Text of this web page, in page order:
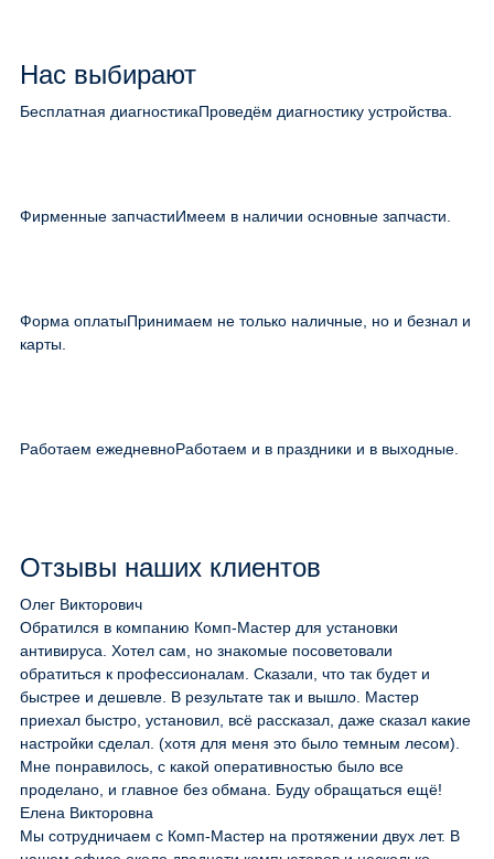
Нас выбирают
Бесплатная диагностикаПроведём диагностику устройства.
Фирменные запчастиИмеем в наличии основные запчасти.
Форма оплатыПринимаем не только наличные, но и безнал и
карты.
Работаем ежедневноРаботаем и в праздники и в выходные.
Отзывы наших клиентов
Олег Викторович
Обратился в компанию Комп-Мастер для установки
антивируса. Хотел сам, но знакомые посоветовали
обратиться к профессионалам. Сказали, что так будет и
быстрее и дешевле. В результате так и вышло. Мастер
приехал быстро, установил, всё рассказал, даже сказал какие
настройки сделал. (хотя для меня это было темным лесом).
Мне понравилось, с какой оперативностью было все
проделано, и главное без обмана. Буду обращаться ещё!
Елена Викторовна
Мы сотрудничаем с Комп-Мастер на протяжении двух лет. В